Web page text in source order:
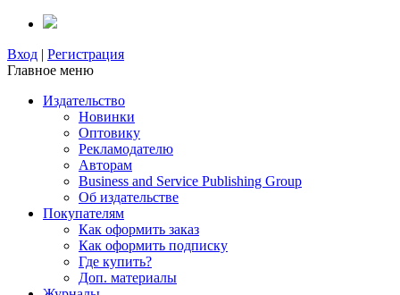
Вход | Регистрация
Главное меню
Издательство
Новинки
Оптовику
Рекламодателю
Авторам
Business and Service Publishing Group
Об издательстве
Покупателям
Как оформить заказ
Как оформить подписку
Где купить?
Доп. материалы